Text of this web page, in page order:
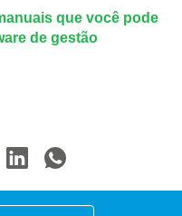
que você pode
de gestão